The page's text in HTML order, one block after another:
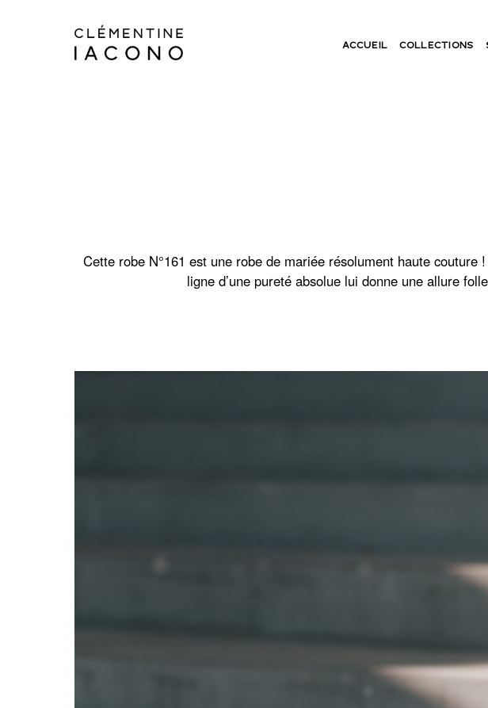
ACCUEIL COLLECTIONS
Cette robe N°161 est une robe de mariée résolument haute
ligne d’une pureté absolue lui donne une allure